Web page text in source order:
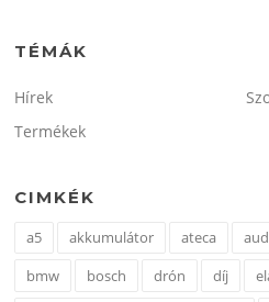
TÉMÁK
Hírek
Termékek
CIMKÉK
a5 akkumulátor ateca
bmw
bosch drón díj